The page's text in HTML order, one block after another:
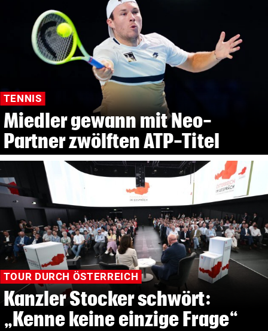
TENNIS
Miedler gewann mit Neo-
Partner zwölften ATP-Titel
TOUR DURCH ÖSTERREICH
Kanzler Stocker schwört:
„Kenne keine einzige Frage“